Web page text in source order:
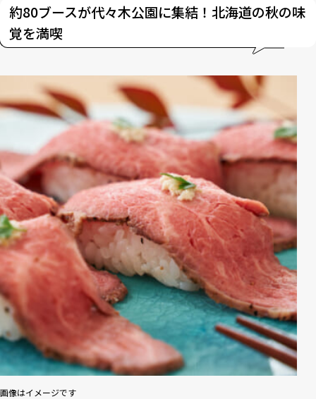
約80ブースが代々木公園に集結！北海道の秋の味
覚を満喫
画像はイメージです